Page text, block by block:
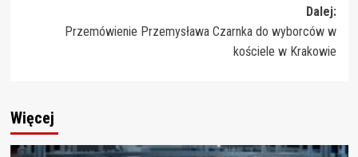
Dalej:
Przemówienie Przemysława Czarnka do wyborców w
kościele w Krakowie
Więcej